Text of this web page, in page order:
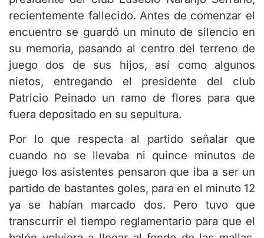
recientemente fallecido. Antes de comenzar el
encuentro se guardó un minuto de silencio en
su memoria, pasando al centro del terreno de
juego dos de sus hijos, así como algunos
nietos, entregando el presidente del club
Patricio Peinado un ramo de flores para que
fuera depositado en su sepultura.
Por lo que respecta al partido señalar que
cuando no se llevaba ni quince minutos de
juego los asistentes pensaron que iba a ser un
partido de bastantes goles, para en el minuto 12
ya se habían marcado dos. Pero tuvo que
transcurrir el tiempo reglamentario para que el